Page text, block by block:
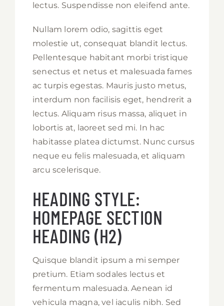
lectus. Suspendisse non eleifend ante.
Nullam lorem odio, sagittis eget
molestie ut, consequat blandit lectus.
Pellentesque habitant morbi tristique
senectus et netus et malesuada fames
ac turpis egestas. Mauris justo metus,
interdum non facilisis eget, hendrerit a
lectus. Aliquam risus massa, aliquet in
lobortis at, laoreet sed mi. In hac
habitasse platea dictumst. Nunc cursus
neque eu felis malesuada, et aliquam
arcu scelerisque.
HEADING STYLE:
HOMEPAGE SECTION
HEADING (H2)
Quisque blandit ipsum a mi semper
pretium. Etiam sodales lectus et
fermentum malesuada. Aenean id
vehicula magna, vel iaculis nibh. Sed